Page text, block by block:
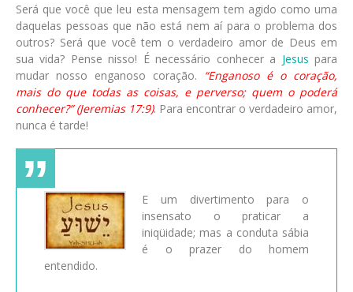
Será que você que leu esta mensagem tem agido como uma
daquelas pessoas que não está nem aí para o problema dos
outros? Será que você tem o verdadeiro amor de Deus em
sua vida? Pense nisso! É necessário conhecer a Jesus para
mudar nosso enganoso coração.
“Enganoso é o coração,
mais do que todas as coisas, e perverso; quem o poderá
conhecer?” (Jeremias 17:9). Para encontrar o verdadeiro amor,
nunca é tarde!
E um divertimento para o
insensato o praticar a
iniqüidade; mas a conduta sábia
é o prazer do homem
entendido.